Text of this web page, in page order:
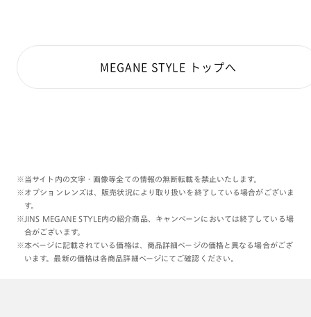
MEGANE STYLE トップへ
※当サイト内の文字・画像等全ての情報の無断転載を禁止いたします。
※オプションレンズは、販売状況により取り扱いを終了している場合がございま
す。
※JINS MEGANE STYLE内の紹介商品、キャンペーンにおいては終了している場
合がございます。
※本ページに記載されている価格は、商品詳細ページの価格と異なる場合がござ
います。最新の価格は各商品詳細ページにてご確認ください。